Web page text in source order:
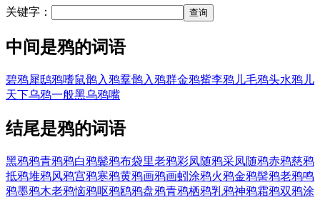
关键字：
中间是鸦的词语
碧鸦犀鸱鸦嗜鼠鹘入鸦羣鹘入鸦群金鸦觜李鸦儿毛鸦头水鸦儿
天下乌鸦一般黑乌鸦嘴
结尾是鸦的词语
黑鸦鸦青鸦鸦白鸦鬓鸦布袋里老鸦彩凤随鸦采凤随鸦赤鸦慈鸦
抵鸦堆鸦风鸦宫鸦寒鸦黄鸦画鸦画蚓涂鸦火鸦金鸦髻鸦老鸦鸣
鸦墨鸦木老鸦恼鸦呕鸦鸥鸦盘鸦青鸦栖鸦乳鸦神鸦霜鸦双鸦涂